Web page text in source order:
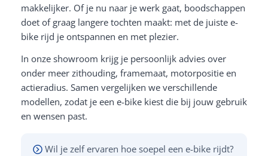
makkelijker. Of je nu naar je werk gaat, boodschappen
doet of graag langere tochten maakt: met de juiste e-
bike rijd je ontspannen en met plezier.
In onze showroom krijg je persoonlijk advies over
onder meer zithouding, framemaat, motorpositie en
actieradius. Samen vergelijken we verschillende
modellen, zodat je een e-bike kiest die bij jouw gebruik
en wensen past.
Wil je zelf ervaren hoe soepel een e-bike rijdt?